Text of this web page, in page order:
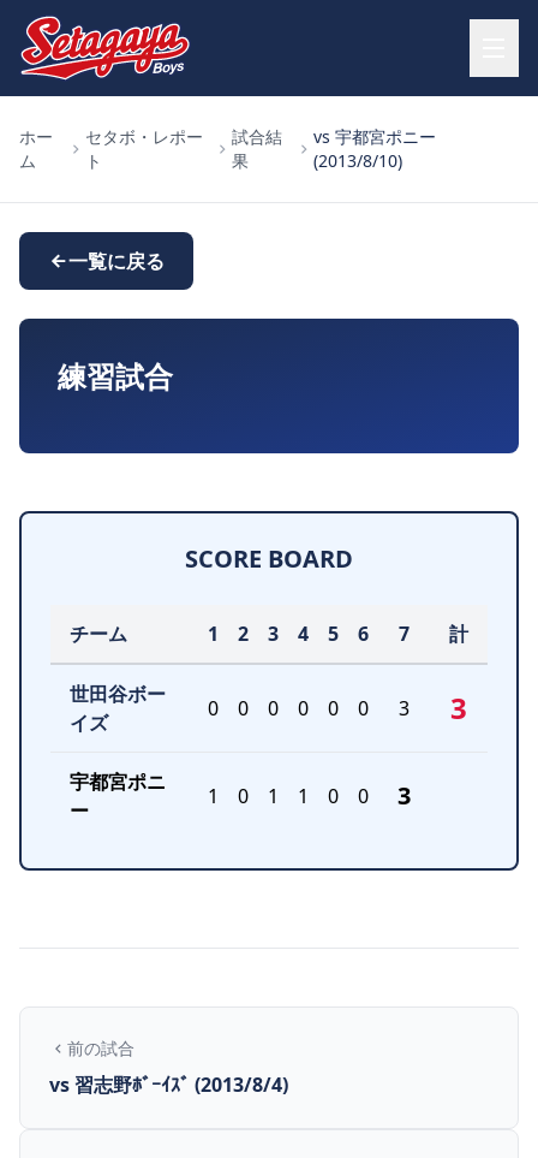
ホー
ム
セタボ・レポー
ト
試合結
果
vs 宇都宮ポニー
(2013/8/10)
一覧に戻る
練習試合
SCORE BOARD
チーム 1 2 3 4 5 6 7 計
世田谷ボー
イズ
0 0 0 0 0 0 3 3
宇都宮ポニ
ー
1 0 1 1 0 0 3
前の試合
vs 習志野ﾎﾞｰｲｽﾞ (2013/8/4)